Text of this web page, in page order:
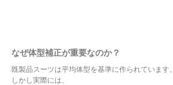
なぜ体型補正が重要なのか？
既製品スーツは平均体型を基準に作られています。
しかし実際には、